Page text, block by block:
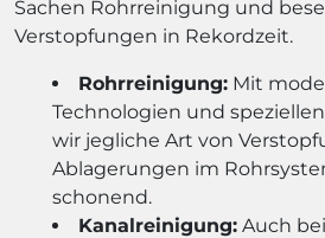
Sachen Rohrreinigung und
Verstopfungen in Rekordzeit.
Rohrreinigung: Mit
Technologien und
wir jegliche Art von
Ablagerungen im
schonend.
Kanalreinigung: Auch